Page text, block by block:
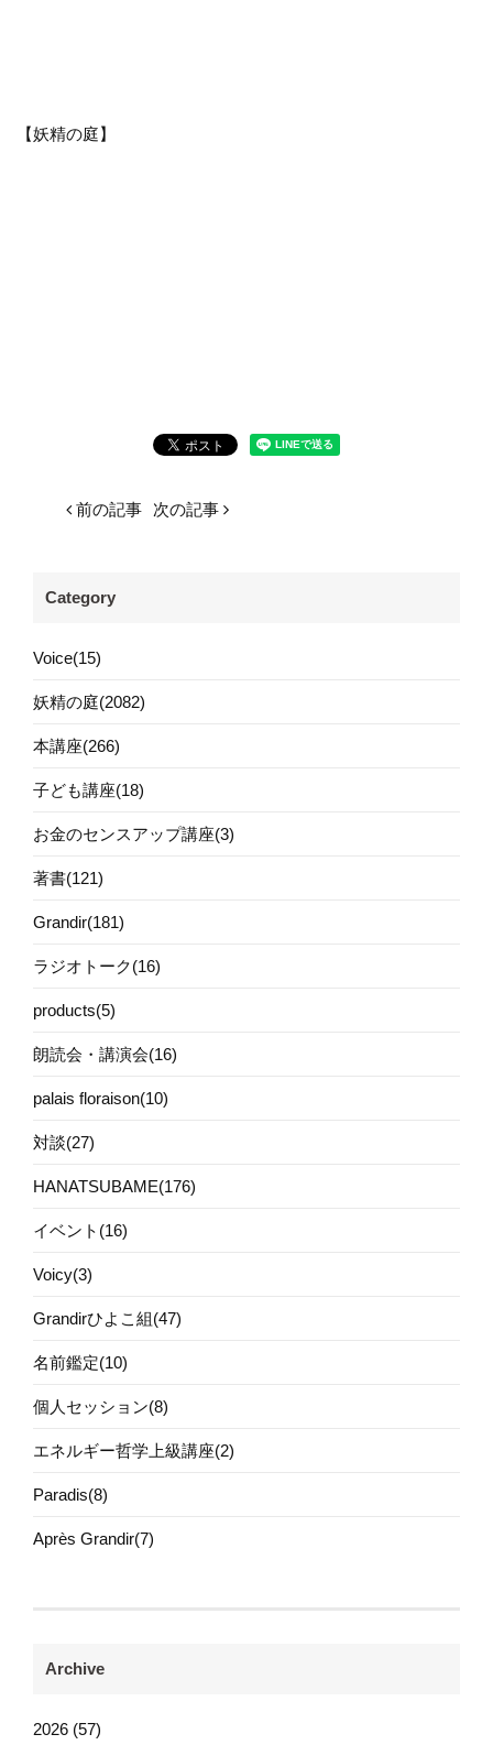
【妖精の庭】
前の記事 次の記事
Category
Voice(15)
妖精の庭(2082)
本講座(266)
子ども講座(18)
お金のセンスアップ講座(3)
著書(121)
Grandir(181)
ラジオトーク(16)
products(5)
朗読会・講演会(16)
palais floraison(10)
対談(27)
HANATSUBAME(176)
イベント(16)
Voicy(3)
Grandirひよこ組(47)
名前鑑定(10)
個人セッション(8)
エネルギー哲学上級講座(2)
Paradis(8)
Après Grandir(7)
Archive
2026 (57)